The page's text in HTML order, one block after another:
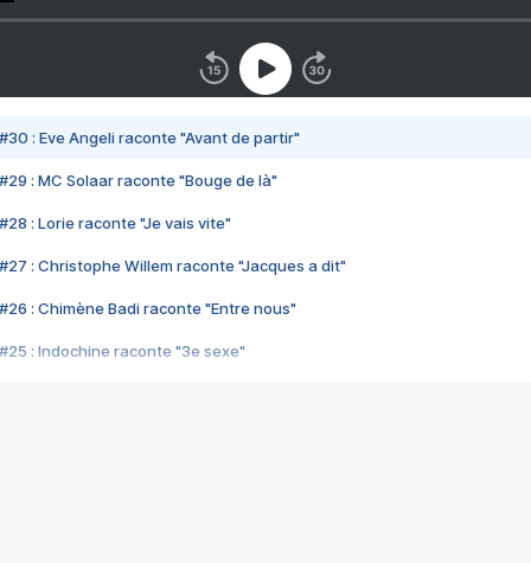
#30 : Eve Angeli raconte "Avant de partir"
#29 : MC Solaar raconte "Bouge de là"
#28 : Lorie raconte "Je vais vite"
#27 : Christophe Willem raconte "Jacques a dit"
#26 : Chimène Badi raconte "Entre nous"
#25 : Indochine raconte "3e sexe"